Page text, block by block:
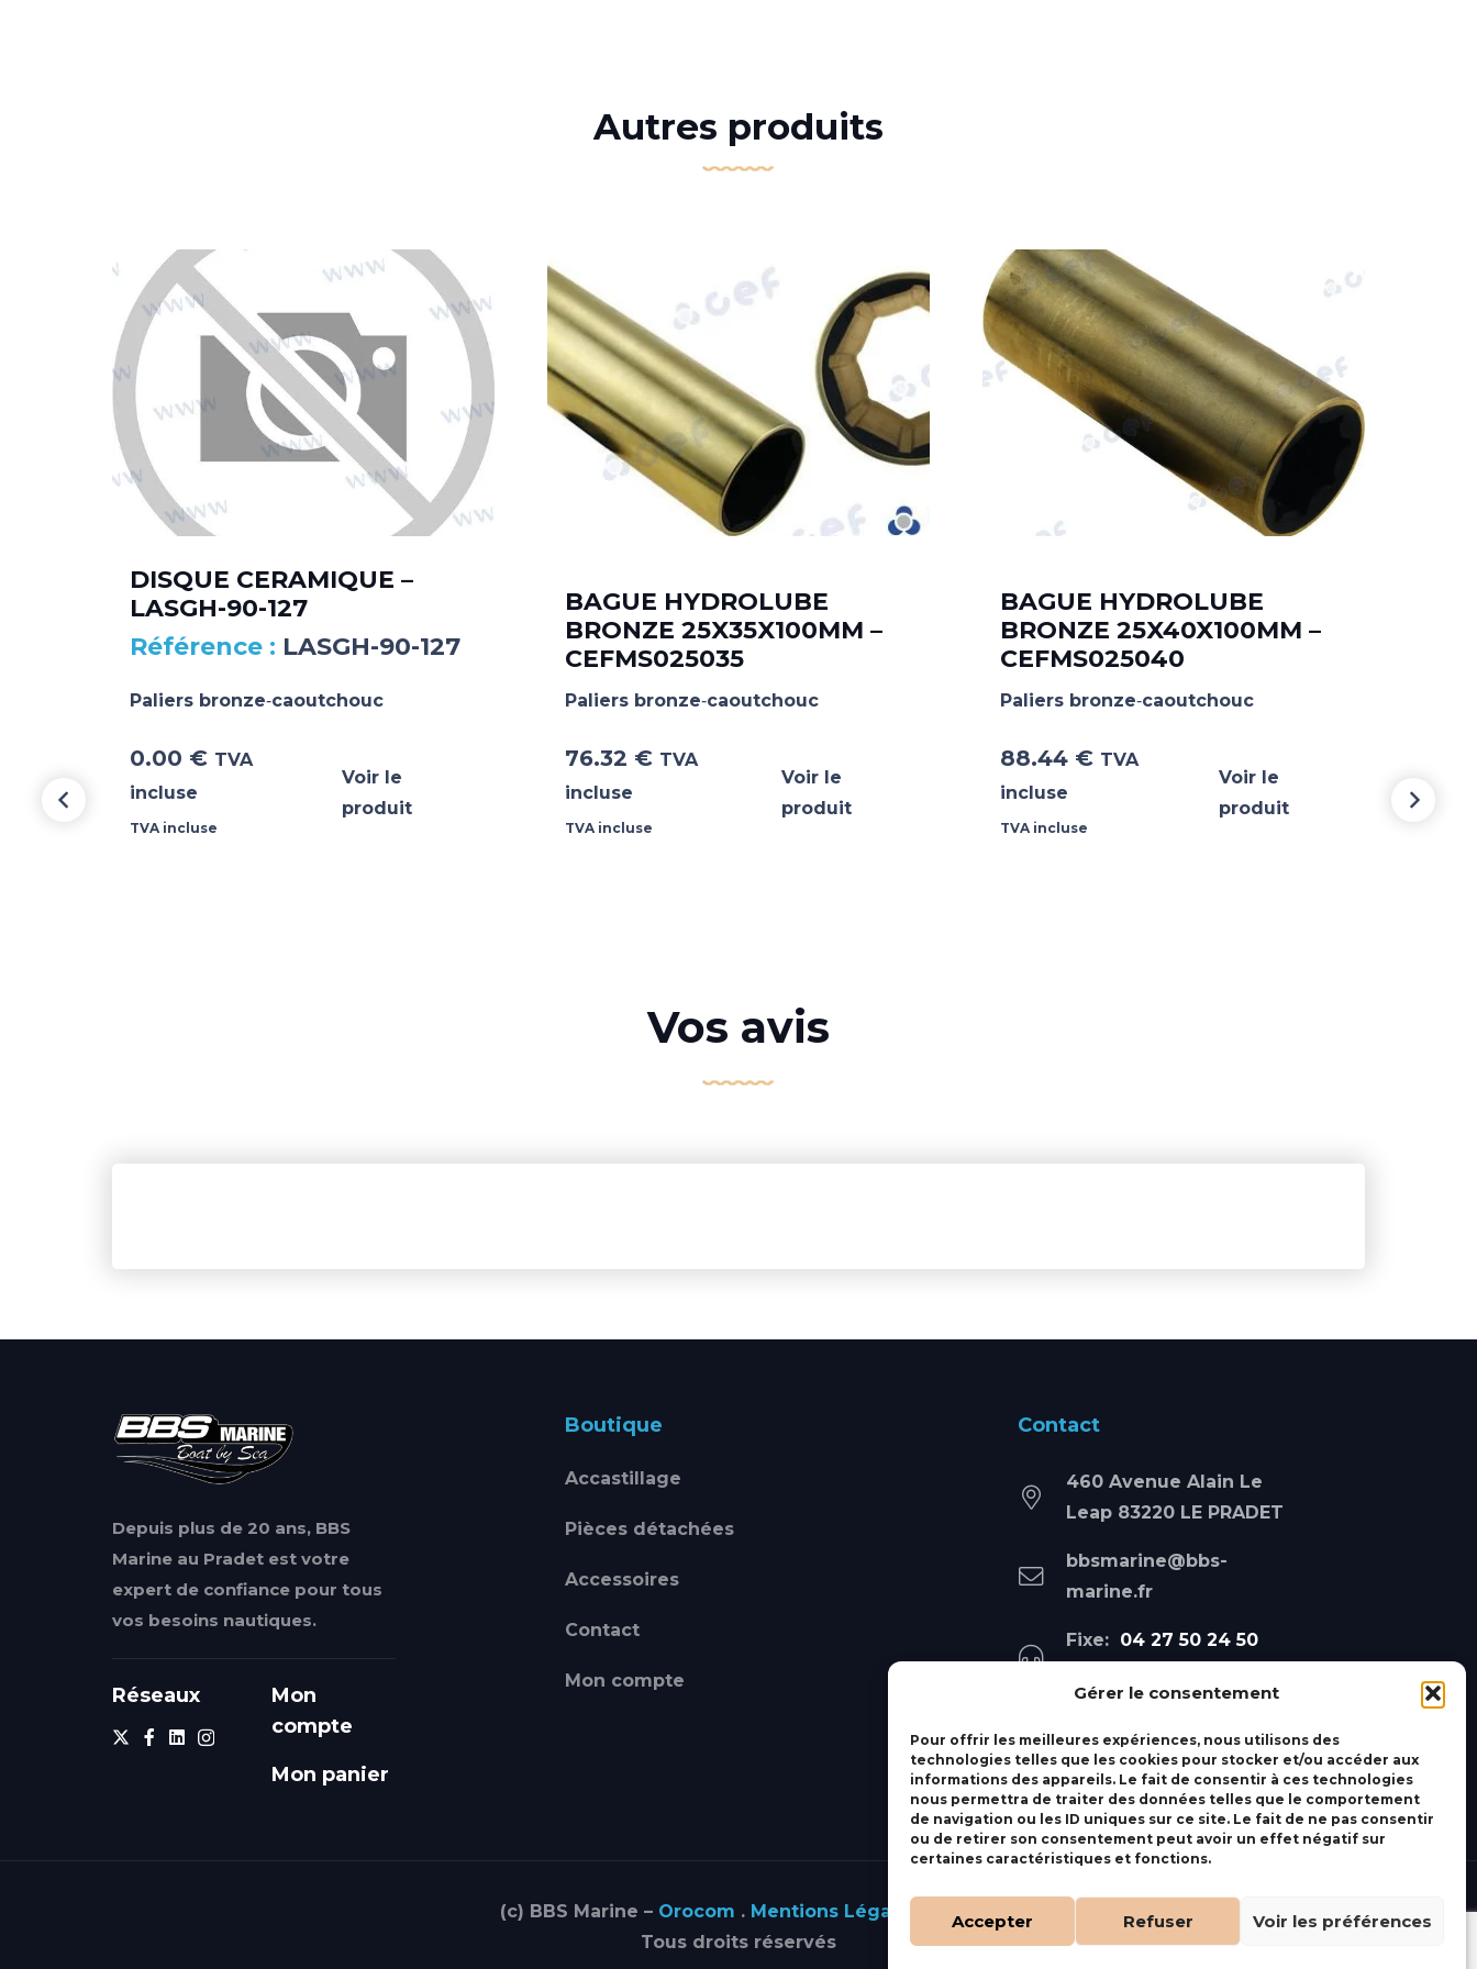
Gérer le consentement
Pour offrir les meilleures expériences, nous utilisons des
technologies telles que les cookies pour stocker et/ou accéder aux
informations des appareils. Le fait de consentir à ces technologies
nous permettra de traiter des données telles que le comportement
de navigation ou les ID uniques sur ce site. Le fait de ne pas consentir
ou de retirer son consentement peut avoir un effet négatif sur
certaines caractéristiques et fonctions.
Accepter Refuser Voir les préférences
Autres produits
DISQUE CERAMIQUE –
LASGH-90-127
LASGH-90-127
Paliers bronze‐caoutchouc
0.00 € TVA
incluse
TVA incluse
Voir le
produit
BAGUE HYDROLUBE
BRONZE 25X35X100MM –
CEFMS025035
Paliers bronze‐caoutchouc
76.32 € TVA
incluse
TVA incluse
Voir le
produit
BAGUE HYDROLUBE
BRONZE 25X40X100MM –
CEFMS025040
Paliers bronze‐caoutchouc
88.44 € TVA
incluse
TVA incluse
Voir le
produit
Vos avis
Depuis plus de 20 ans, BBS
Marine au Pradet est votre
expert de confiance pour tous
vos besoins nautiques.
Réseaux
Mon
compte
Mon panier
Boutique
Accastillage
Pièces détachées
Accessoires
Contact
Mon compte
Contact
460 Avenue Alain Le
Leap 83220 LE PRADET
bbsmarine@bbs-
marine.fr
Fixe: 04 27 50 24 50
(c) BBS Marine – Orocom . Mentions Légales
C.G.V
Tous droits réservés